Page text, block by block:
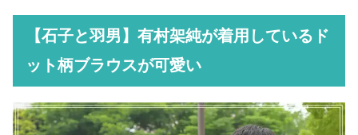
【石子と羽男】有村架純が着用しているド
ット柄ブラウスが可愛い